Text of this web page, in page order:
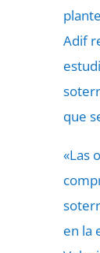
Adif
que
«Las
en la